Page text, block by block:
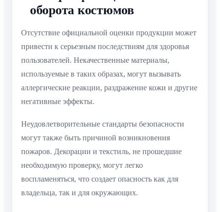
оборота костюмов
Отсутствие официальной оценки продукции может
привести к серьезным последствиям для здоровья
пользователей. Некачественные материалы,
используемые в таких образах, могут вызывать
аллергические реакции, раздражение кожи и другие
негативные эффекты.
Неудовлетворительные стандарты безопасности
могут также быть причиной возникновения
пожаров. Декорации и текстиль, не прошедшие
необходимую проверку, могут легко
воспламеняться, что создает опасность как для
владельца, так и для окружающих.